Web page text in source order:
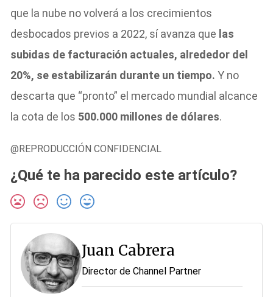
que la nube no volverá a los crecimientos
desbocados previos a 2022, sí avanza que las
subidas de facturación actuales, alrededor del
20%, se estabilizarán durante un tiempo. Y no
descarta que “pronto” el mercado mundial alcance
la cota de los 500.000 millones de dólares.
@REPRODUCCIÓN CONFIDENCIAL
¿Qué te ha parecido este artículo?
Juan Cabrera
Director de Channel Partner